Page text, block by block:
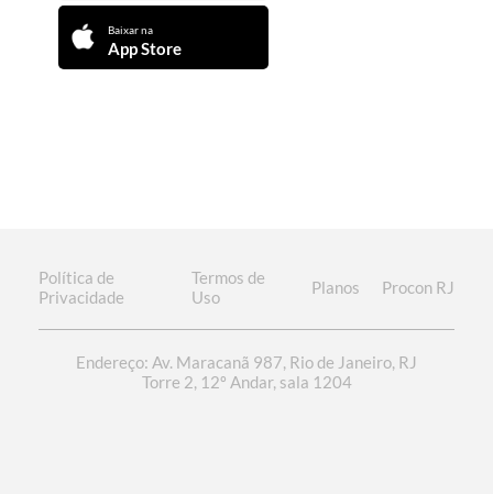
Baixar na
App Store
Política de
Privacidade
Termos de
Uso
Planos Procon RJ
Endereço: Av. Maracanã 987, Rio de Janeiro, RJ
Torre 2, 12º Andar, sala 1204